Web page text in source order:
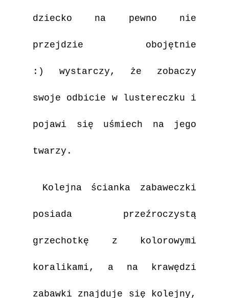
dziecko na pewno nie
przejdzie obojętnie
:) wystarczy, że zobaczy
swoje odbicie w lustereczku i
pojawi się uśmiech na jego
twarzy.
Kolejna ścianka zabaweczki
posiada przeźroczystą
grzechotkę z kolorowymi
koralikami, a na krawędzi
zabawki znajduje się kolejny,